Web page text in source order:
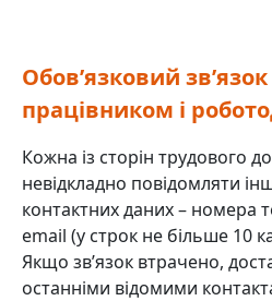
Обов’язковий
працівником і
Кожна із сторін трудового
невідкладно повідомляти
контактних даних – номера
email (у строк не більше 10
Якщо зв’язок втрачено,
останніми відомими